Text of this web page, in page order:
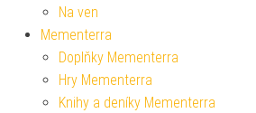
Na ven
Mementerra
Doplňky Mementerra
Hry Mementerra
Knihy a deníky Mementerra